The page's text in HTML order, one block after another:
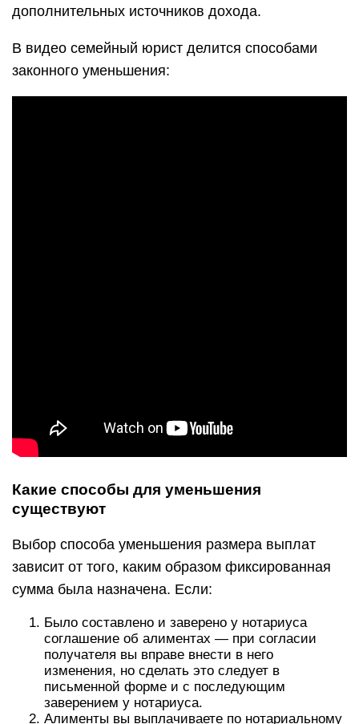
дополнительных источников дохода.
В видео семейный юрист делится способами
законного уменьшения:
Какие способы для уменьшения
существуют
Выбор способа уменьшения размера выплат
зависит от того, каким образом фиксированная
сумма была назначена. Если:
Было составлено и заверено у нотариуса
соглашение об алиментах — при согласии
получателя вы вправе внести в него
изменения, но сделать это следует в
письменной форме и с последующим
заверением у нотариуса.
Алименты вы выплачиваете по нотариальному